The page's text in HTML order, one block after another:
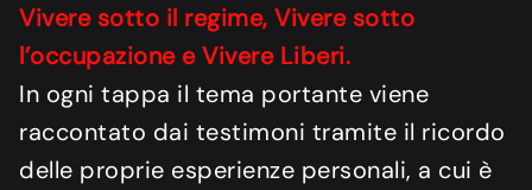
Vivere sotto il regime, Vivere sotto
l’occupazione e Vivere Liberi.
In ogni tappa il tema portante viene
raccontato dai testimoni tramite il ricordo
delle proprie esperienze personali, a cui è